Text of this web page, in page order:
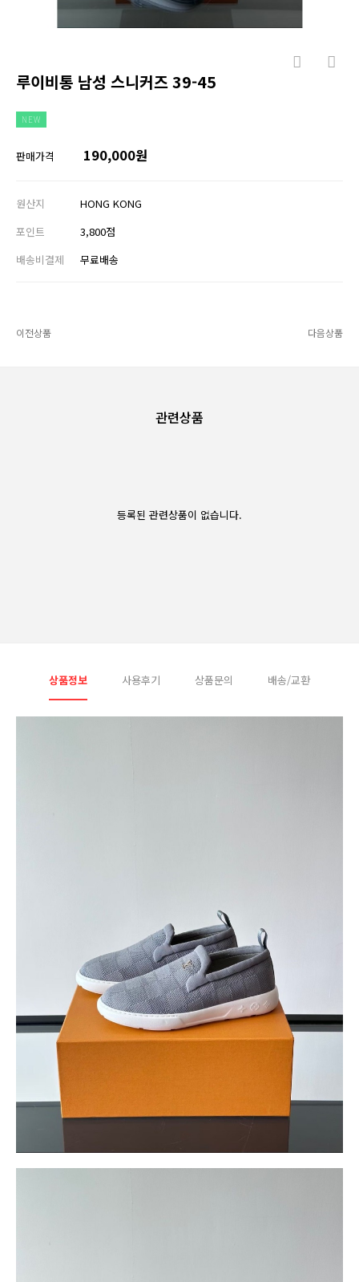
루이비통 남성 스니커즈 39-45
NEW
판매가격 190,000원
원산지
HONG KONG
포인트
3,800점
배송비결제
무료배송
이전상품 다음상품
관련상품
등록된 관련상품이 없습니다.
상품정보 사용후기 상품문의 배송/교환